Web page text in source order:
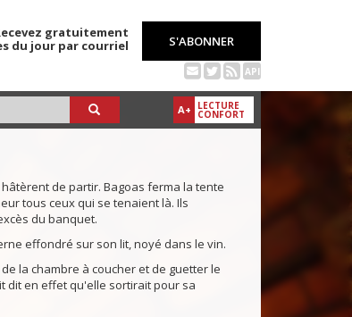
gratuitement
du jour par courriel
S'ABONNER
API
A+ LECTURE
CONFORT
de partir. Bagoas ferma la tente
tous ceux qui se tenaient là. Ils
du banquet.
effondré sur son lit, noyé dans le vin.
la chambre à coucher et de guetter le
dit en effet qu'elle sortirait pour sa